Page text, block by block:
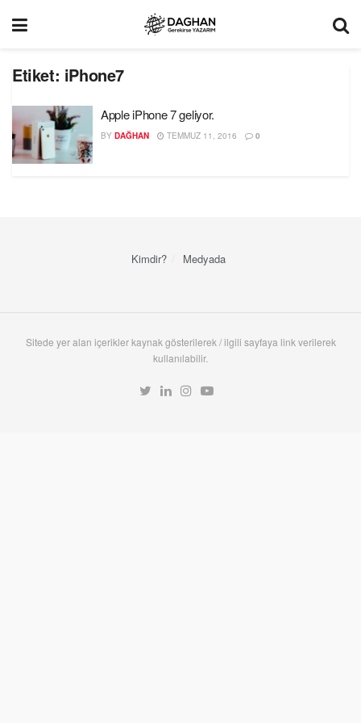
Etiket: iPhone7
Apple iPhone 7 geliyor.
BY DAĞHAN TEMMUZ 11, 2016 0
Kimdir? Medyada
Sitede yer alan içerikler kaynak gösterilerek / ilgili sayfaya link verilerek
kullanılabilir.